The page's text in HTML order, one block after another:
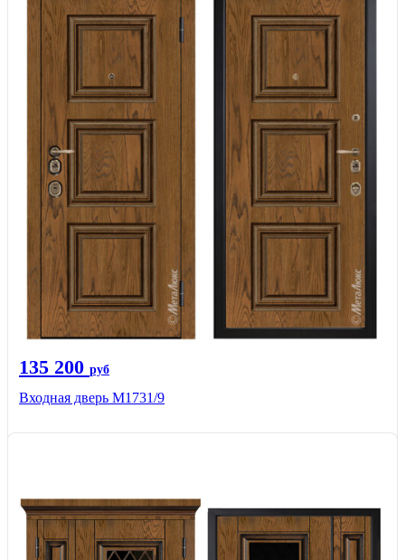
135 200 руб
Входная дверь М1731/9